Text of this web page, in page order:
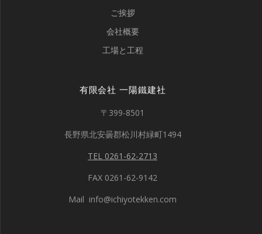
ご挨拶
会社概要
工場と工程
有限会社 一陽鐵建社
〒399-8501
長野県北安曇郡松川村緑町1494
TEL 0261-62-2713
FAX 0261-62-9142
Mail info@ichiyotekken.com